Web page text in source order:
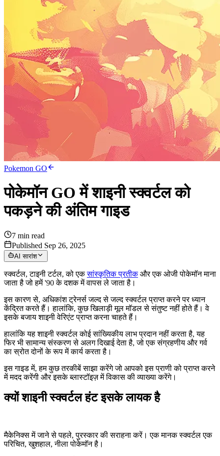
Pokemon GO
पोकेमॉन GO में शाइनी स्क्वर्टल को
पकड़ने की अंतिम गाइड
7 min read
Published Sep 26, 2025
AI सारांश
स्क्वर्टल, टाइनी टर्टल, को एकसांस्कृतिक प्रतीकऔर एक ओजी पोकेमॉन माना
जाता है जो हमें '90 के दशक में वापस ले जाता है।
इस कारण से, अधिकांश ट्रेनर्स जल्द से जल्द स्क्वर्टल प्राप्त करने पर ध्यान
केंद्रित करते हैं। हालांकि, कुछ खिलाड़ी मूल मॉडल से संतुष्ट नहीं होते हैं। वे
इसके बजाय शाइनी वेरिएंट प्राप्त करना चाहते हैं।
हालांकि यह शाइनी स्क्वर्टल कोई सांख्यिकीय लाभ प्रदान नहीं करता है, यह
फिर भी सामान्य संस्करण से अलग दिखाई देता है, जो एक संग्रहणीय और गर्व
का स्रोत दोनों के रूप में कार्य करता है।
इस गाइड में, हम कुछ तरकीबें साझा करेंगे जो आपको इस प्राणी को प्राप्त करने
में मदद करेंगी और इसके ब्लास्टॉइज़ में विकास की व्याख्या करेंगे।
क्यों शाइनी स्क्वर्टल हंट इसके लायक है
मैकेनिक्स में जाने से पहले, पुरस्कार की सराहना करें। एक मानक स्क्वर्टल एक
परिचित, खुशहाल, नीला पोकेमॉन है।